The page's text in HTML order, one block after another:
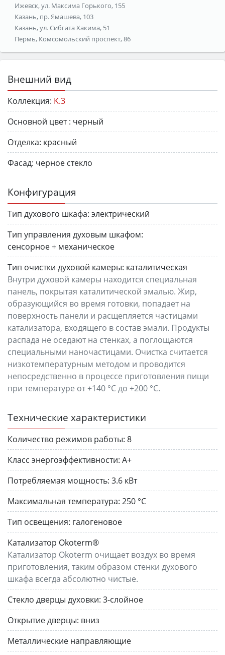
Ижевск, ул. Максима Горького, 155
Казань, пр. Ямашева, 103
Казань, ул. Сибгата Хакима, 51
Пермь, Комсомольский проспект, 86
Внешний вид
Коллекция: K.3
Основной цвет : черный
Отделка: красный
Фасад: черное стекло
Конфигурация
Тип духового шкафа: электрический
Тип управления духовым шкафом:
сенсорное + механическое
Тип очистки духовой камеры: каталитическая
Внутри духовой камеры находится специальная
панель, покрытая каталитической эмалью. Жир,
образующийся во время готовки, попадает на
поверхность панели и расщепляется частицами
катализатора, входящего в состав эмали. Продукты
распада не оседают на стенках, а поглощаются
специальными наночастицами. Очистка считается
низкотемпературным методом и проводится
непосредственно в процессе приготовления пищи
при температуре от +140 °C до +200 °C.
Технические характеристики
Количество режимов работы: 8
Класс энергоэффективности: A+
Потребляемая мощность: 3.6 кВт
Максимальная температура: 250 °C
Тип освещения: галогеновое
Катализатор Okoterm®
Катализатор Okoterm очищает воздух во время
приготовления, таким образом стенки духового
шкафа всегда абсолютно чистые.
Стекло дверцы духовки: 3-слойное
Открытие дверцы: вниз
Металлические направляющие